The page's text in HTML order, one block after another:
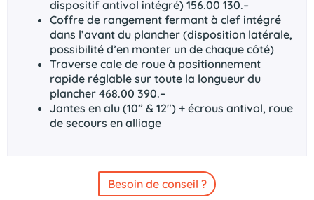
dispositif antivol intégré) 156.00 130.–
Coffre de rangement fermant à clef intégré
dans l’avant du plancher (disposition latérale,
possibilité d’en monter un de chaque côté)
Traverse cale de roue à positionnement
rapide réglable sur toute la longueur du
plancher 468.00 390.–
Jantes en alu (10” & 12″) + écrous antivol, roue
de secours en alliage
Besoin de conseil ?